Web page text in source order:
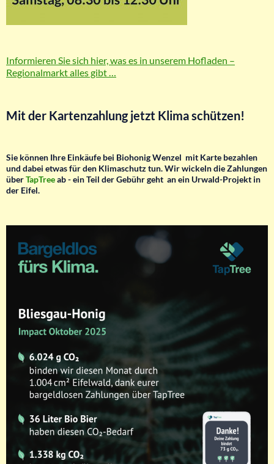
Informieren Sie sich hier, was es in unserem Hofladen –
Regionalmarkt alles gibt …
Mit der Kartenzahlung jetzt Klima schützen!
Sie können Ihre Einkäufe bei Biohonig Wenzel mit Karte bezahlen
und dabei etwas für den Klimaschutz tun.Wir wickeln die Zahlungen
überTapTreeab - ein Teil der Gebühr geht an ein Urwald-Projekt in
der Eifel.